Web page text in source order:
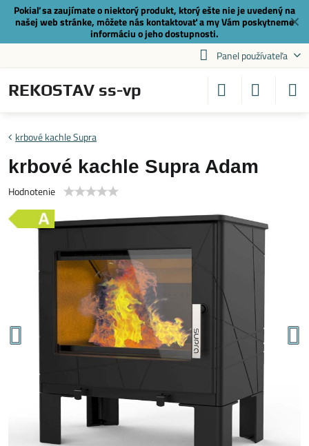
✕
Pokiaľ sa zaujímate o niektorý produkt, ktorý ešte nie je uvedený na
našej web stránke, môžete nás kontaktovaťa my Vám poskytneme
informáciu o jeho dostupnosti.
Panel používateľa
REKOSTAV ss-vp
krbové kachle Supra
krbové kachle Supra Adam
Hodnotenie